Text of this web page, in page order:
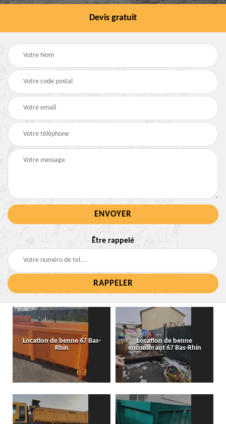
Devis gratuit
Être rappelé
Location de benne 67 Bas-
Rhin
Location de benne
encombrant 67 Bas-Rhin